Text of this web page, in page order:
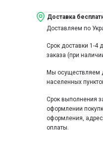
Доставка
Доставляем по
Срок доставки 1-4
заказа (при
Мы осуществляем
населенных
Срок выполнения
оформлении
оформления,
оплаты.